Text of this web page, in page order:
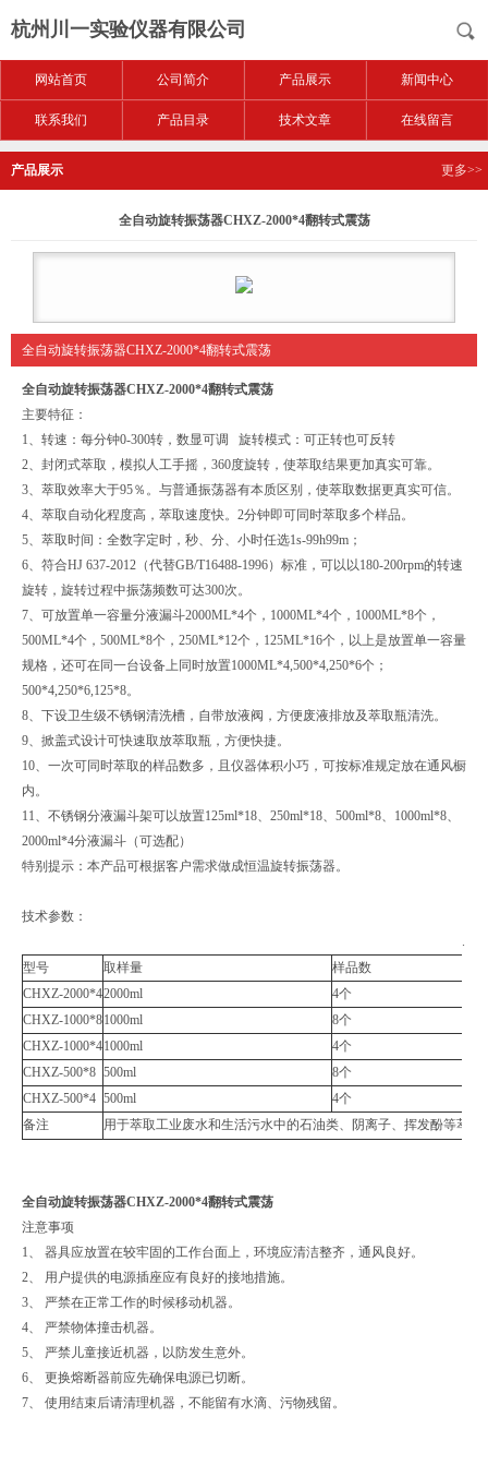
杭州川一实验仪器有限公司
网站首页 公司简介 产品展示 新闻中心
联系我们 产品目录 技术文章 在线留言
产品展示 更多>>
全自动旋转振荡器CHXZ-2000*4翻转式震荡
全自动旋转振荡器CHXZ-2000*4翻转式震荡
全自动旋转振荡器CHXZ-2000*4翻转式震荡
主要特征：
1、转速：每分钟0-300转，数显可调 旋转模式：可正转也可反转
2、封闭式萃取，模拟人工手摇，360度旋转，使萃取结果更加真实可靠。
3、萃取效率大于95％。与普通振荡器有本质区别，使萃取数据更真实可信。
4、萃取自动化程度高，萃取速度快。2分钟即可同时萃取多个样品。
5、萃取时间：全数字定时，秒、分、小时任选1s-99h99m；
6、符合HJ 637-2012（代替GB/T16488-1996）标准，可以以180-200rpm的转速
旋转，旋转过程中振荡频数可达300次。
7、可放置单一容量分液漏斗2000ML*4个，1000ML*4个，1000ML*8个，
500ML*4个，500ML*8个，250ML*12个，125ML*16个，以上是放置单一容量
规格，还可在同一台设备上同时放置1000ML*4,500*4,250*6个；
500*4,250*6,125*8。
8、下设卫生级不锈钢清洗槽，自带放液阀，方便废液排放及萃取瓶清洗。
9、掀盖式设计可快速取放萃取瓶，方便快捷。
10、一次可同时萃取的样品数多，且仪器体积小巧，可按标准规定放在通风橱
内。
11、不锈钢分液漏斗架可以放置125ml*18、250ml*18、500ml*8、1000ml*8、
2000ml*4分液漏斗（可选配）
特别提示：本产品可根据客户需求做成恒温旋转振荡器。
技术参数：
型号 取样量
样品数
CHXZ-2000*42000ml
4个
CHXZ-1000*81000ml
8个
CHXZ-1000*41000ml
4个
CHXZ-500*8 500ml
8个
CHXZ-500*4 500ml
4个
备注
用于萃取工业废水和生活污水中的石油类、阴离子、挥发酚等萃取
全自动旋转振荡器CHXZ-2000*4翻转式震荡
注意事项
1、 器具应放置在较牢固的工作台面上，环境应清洁整齐，通风良好。
2、 用户提供的电源插座应有良好的接地措施。
3、 严禁在正常工作的时候移动机器。
4、 严禁物体撞击机器。
5、 严禁儿童接近机器，以防发生意外。
6、 更换熔断器前应先确保电源已切断。
7、 使用结束后请清理机器，不能留有水滴、污物残留。